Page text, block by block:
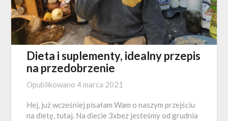
Dieta i suplementy, idealny przepis
na przedobrzenie
Opublikowano4 marca 2021
Hej, już wcześniej pisałam Wam o naszym przejściu
na dietę, tutaj. Na diecie 3xbez jesteśmy od grudnia